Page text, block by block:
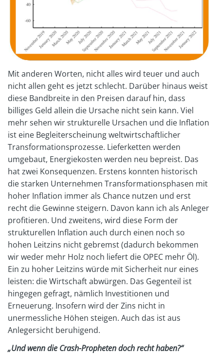
Mit anderen Worten, nicht alles wird teuer und auch
nicht allen geht es jetzt schlecht. Darüber hinaus weist
diese Bandbreite in den Preisen darauf hin, dass
billiges Geld allein die Ursache nicht sein kann. Viel
mehr sehen wir strukturelle Ursachen und die Inflation
ist eine Begleiterscheinung weltwirtschaftlicher
Transformationsprozesse. Lieferketten werden
umgebaut, Energiekosten werden neu bepreist. Das
hat zwei Konsequenzen. Erstens konnten historisch
die starken Unternehmen Transformationsphasen mit
hoher Inflation immer als Chance nutzen und erst
recht die Gewinne steigern. Davon kann ich als Anleger
profitieren. Und zweitens, wird diese Form der
strukturellen Inflation auch durch einen noch so
hohen Leitzins nicht gebremst (dadurch bekommen
wir weder mehr Holz noch liefert die OPEC mehr Öl).
Ein zu hoher Leitzins würde mit Sicherheit nur eines
leisten: die Wirtschaft abwürgen. Das Gegenteil ist
hingegen gefragt, nämlich Investitionen und
Erneuerung. Insofern wird der Zins nicht in
unermessliche Höhen steigen. Auch das ist aus
Anlegersicht beruhigend.
„Und wenn die Crash-Propheten doch recht haben?“